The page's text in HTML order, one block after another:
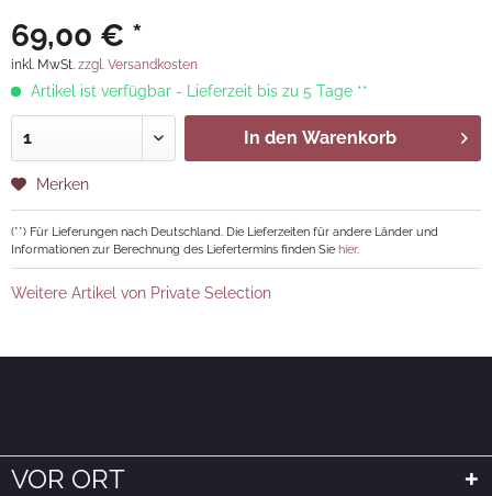
69,00 € *
inkl. MwSt. zzgl. Versandkosten
Artikel ist verfügbar - Lieferzeit bis zu 5 Tage **
In den Warenkorb
Merken
(**) Für Lieferungen nach Deutschland. Die Lieferzeiten für andere Länder und
Informationen zur Berechnung des Liefertermins finden Sie hier.
Weitere Artikel von Private Selection
VOR ORT